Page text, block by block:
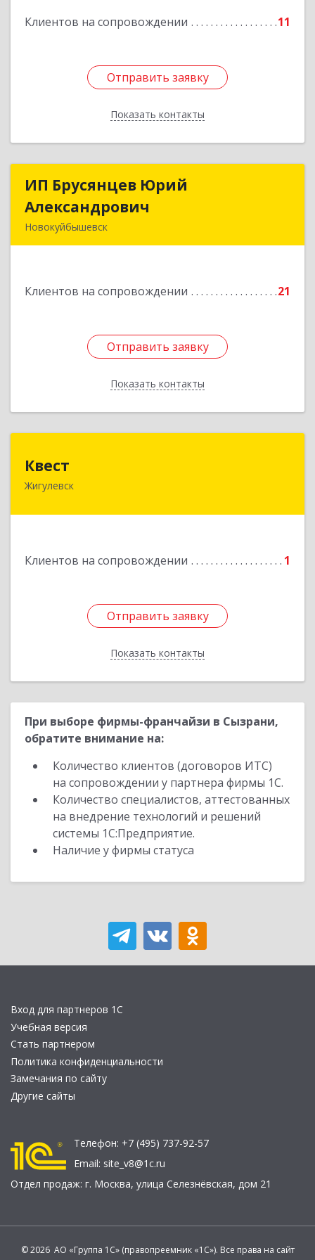
Клиентов на сопровождении 11
Отправить заявку
Показать контакты
Отправить заявку
Назад
ИП Брусянцев Юрий
Александрович
Новокуйбышевск
Клиентов на сопровождении 21
Отправить заявку
Показать контакты
ИП Брусянцев Юрий
Подробнее
Отправить заявку
Назад
Квест
Жигулевск
Клиентов на сопровождении 1
Отправить заявку
Показать контакты
445350, Самарская обл., Жигулевск, ул.Пушкина,
Отправить заявку
Назад
При выборе фирмы-франчайзи в Сызрани,
обратите внимание на:
Количество клиентов (договоров ИТС)
на сопровождении у партнера фирмы 1С.
Количество специалистов, аттестованных
на внедрение технологий и решений
системы 1С:Предприятие.
Наличие у фирмы статуса
Вход для партнеров 1С
Учебная версия
Стать партнером
Политика конфиденциальности
Замечания по сайту
Другие сайты
Телефон: +7 (495) 737-92-57
Email: site_v8@1c.ru
Отдел продаж: г. Москва, улица Селезнёвская, дом 21
© 2026 АО «Группа 1С» (правопреемник «1С»). Все права на сайт